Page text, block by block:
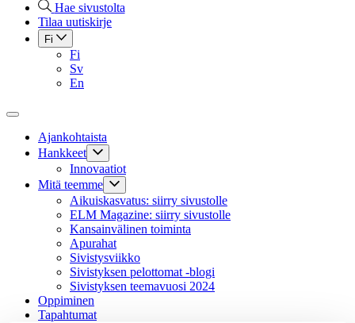
Hae sivustolta
Tilaa uutiskirje
Fi
Fi
Sv
En
Ajankohtaista
Hankkeet
Innovaatiot
Mitä teemme
Aikuiskasvatus: siirry sivustolle
ELM Magazine: siirry sivustolle
Kansainvälinen toiminta
Apurahat
Sivistysviikko
Sivistyksen pelottomat -blogi
Sivistyksen teemavuosi 2024
Oppiminen
Tapahtumat